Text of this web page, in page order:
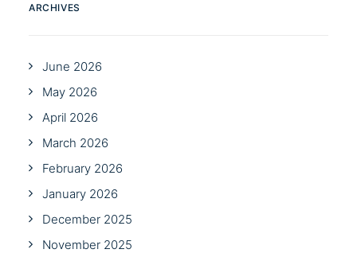
ARCHIVES
June 2026
May 2026
April 2026
March 2026
February 2026
January 2026
December 2025
November 2025